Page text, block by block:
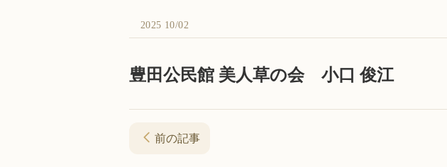
2025 10/02
豊田公民館 美人草の会 小口 俊江
前の記事